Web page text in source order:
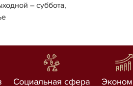
– суббота,
Социальная сфера